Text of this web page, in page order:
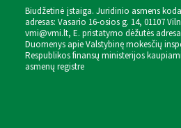
Biudžetinė įstaiga. Juridinio asmens
adresas: Vasario 16-osios g. 14, 01107
vmi@vmi.lt, E. pristatymo dėžutės
Duomenys apie Valstybinę mokesčių
Respublikos finansų ministerijos
asmenų registre